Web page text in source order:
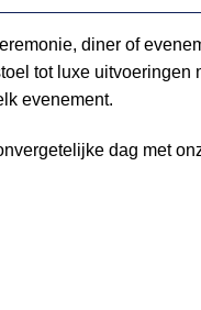
diner of
tot luxe
evenement.
dag met